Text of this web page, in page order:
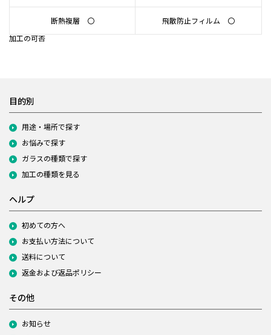
断熱複層 〇
飛散防止フィルム 〇
加工の可否
目的別
用途・場所で探す
お悩みで探す
ガラスの種類で探す
加工の種類を見る
ヘルプ
初めての方へ
お支払い方法について
送料について
返金および返品ポリシー
その他
お知らせ